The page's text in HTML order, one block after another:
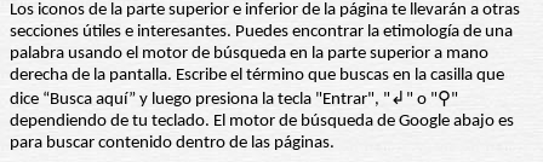
Los iconos de la parte superior e inferior de la página te llevarán a otras
secciones útiles e interesantes. Puedes encontrar la etimología de una
palabra usando el motor de búsqueda en la parte superior a mano
derecha de la pantalla. Escribe el término que buscas en la casilla que
dice “Busca aquí” y luego presiona la tecla "Entrar", "↲" o "⚲"
dependiendo de tu teclado. El motor de búsqueda de Google abajo es
para buscar contenido dentro de las páginas.